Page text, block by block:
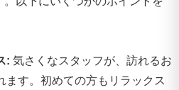
: 気さくなスタッフが、訪れるお
ます。初めての方もリラックス